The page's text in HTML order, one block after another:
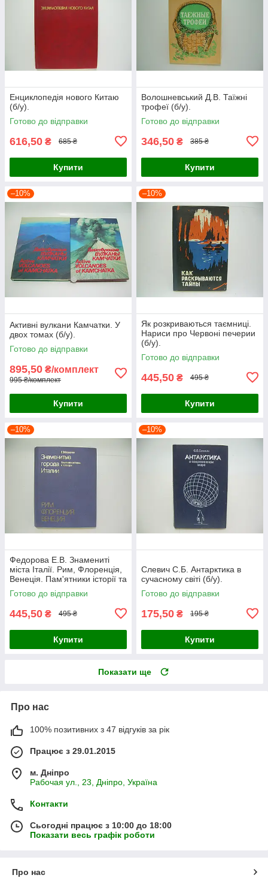
Енциклопедія нового Китаю
(б/у).
Готово до відправки
616,50 ₴ 685 ₴
Купити
Волошневський Д.В. Таїжні
трофеї (б/у).
Готово до відправки
346,50 ₴ 385 ₴
Купити
–10%
Активні вулкани Камчатки. У
двох томах (б/у).
Готово до відправки
895,50 ₴/комплект
995 ₴/комплект
Купити
–10%
Як розкриваються таємниці.
Нариси про Червоні печерии
(б/у).
Готово до відправки
445,50 ₴ 495 ₴
Купити
–10%
Федорова Е.В. Знамениті
міста Італії. Рим, Флоренція,
Венеція. Пам'ятники історії та
культури (б/у).
Готово до відправки
445,50 ₴ 495 ₴
Купити
–10%
Слевич С.Б. Антарктика в
сучасному світі (б/у).
Готово до відправки
175,50 ₴ 195 ₴
Купити
Показати ще
Про нас
100% позитивних з 47 відгуків за рік
Працює з 29.01.2015
м. Дніпро
Рабочая ул., 23, Дніпро, Україна
Контакти
Сьогодні працює з 10:00 до 18:00
Показати весь графік роботи
Про нас